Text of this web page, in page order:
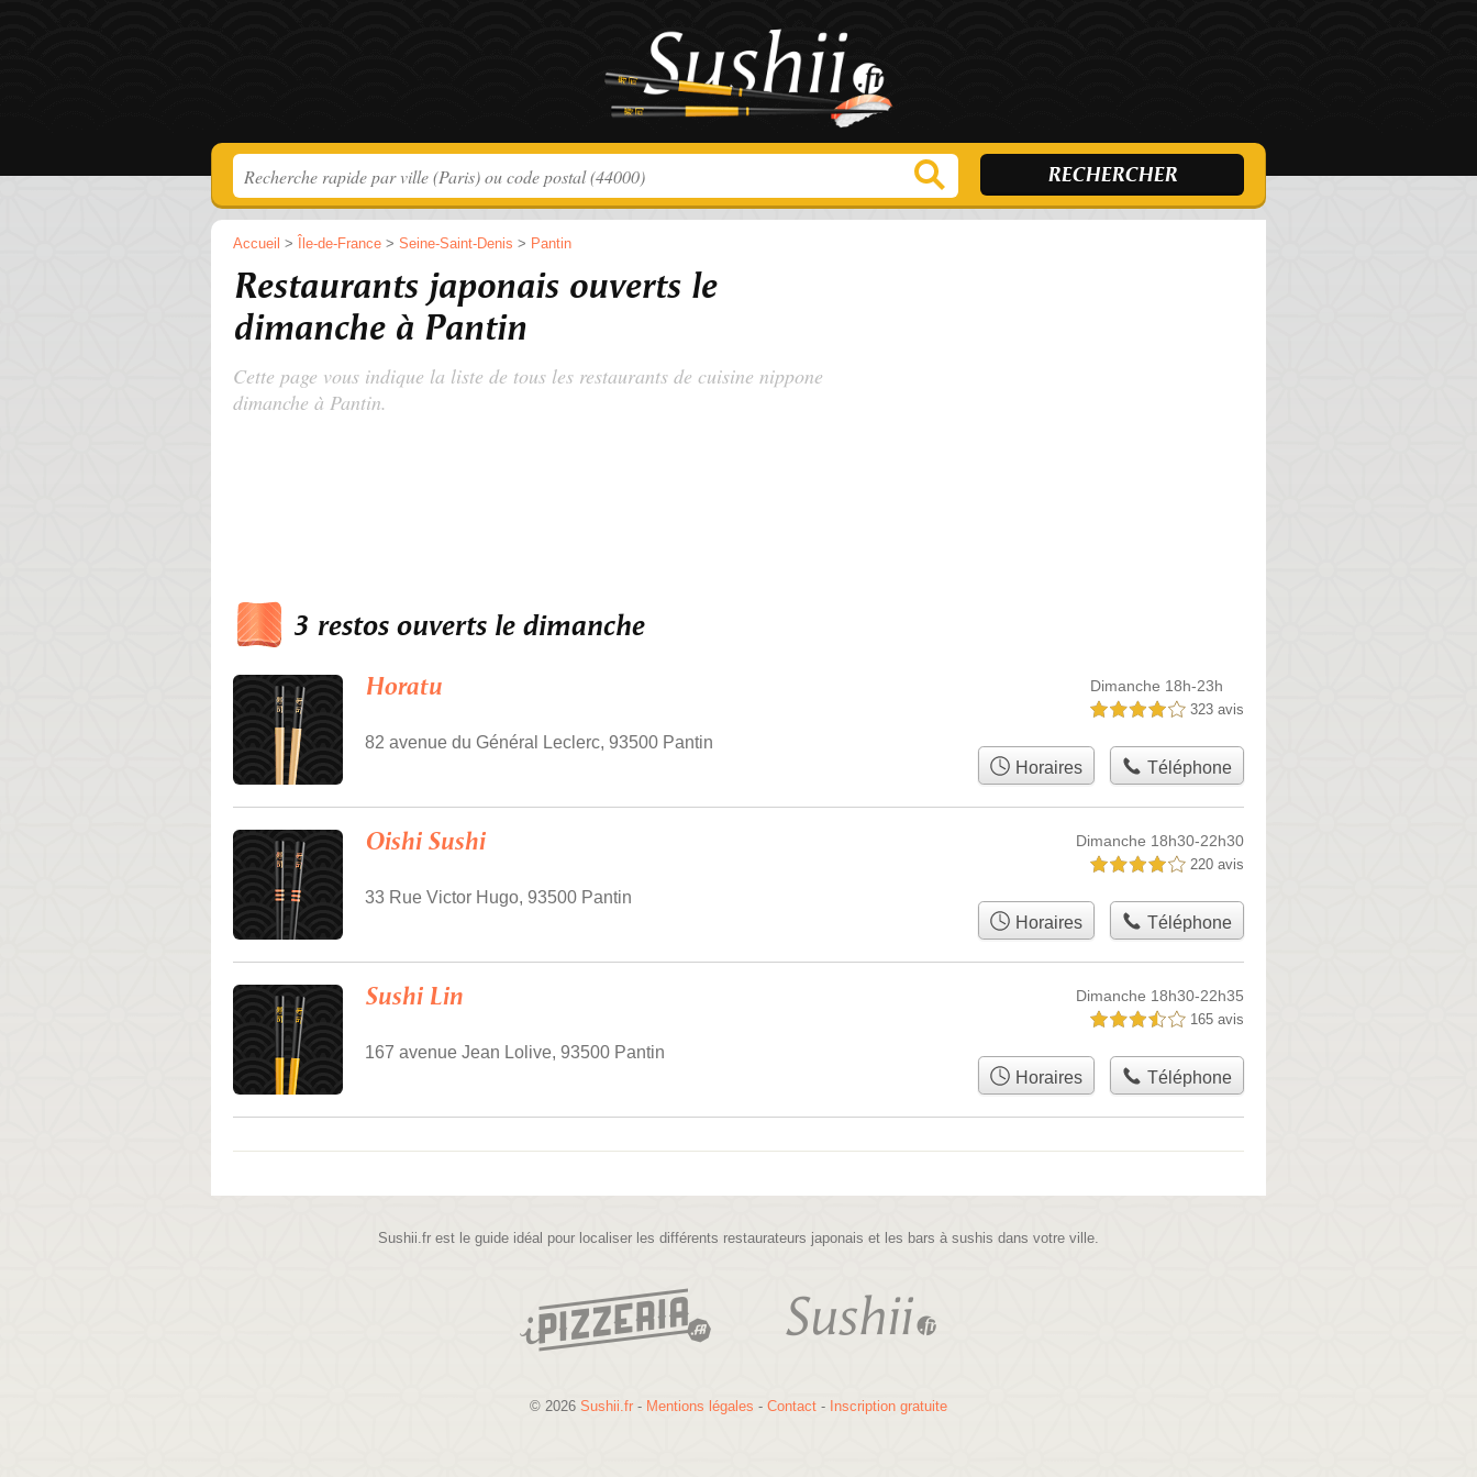
Accueil > Île-de-France > Seine-Saint-Denis > Pantin
Restaurants japonais ouverts le
dimanche à Pantin
Cette page vous indique la liste de tous les restaurants de cuisine nippone
dimanche à Pantin.
3 restos ouverts le dimanche
Horatu
82 avenue du Général Leclerc, 93500 Pantin
Dimanche 18h-23h
4,0 étoiles sur 5 323 avis
Horaires Téléphone
Oishi Sushi
33 Rue Victor Hugo, 93500 Pantin
Dimanche 18h30-22h30
4,0 étoiles sur 5 220 avis
Horaires Téléphone
Sushi Lin
167 avenue Jean Lolive, 93500 Pantin
Dimanche 18h30-22h35
3,5 étoiles sur 5 165 avis
Horaires Téléphone
Sushii.fr est le guide idéal pour localiser les différents restaurateurs japonais et les bars à sushis dans votre ville.
© 2026 Sushii.fr - Mentions légales - Contact - Inscription gratuite